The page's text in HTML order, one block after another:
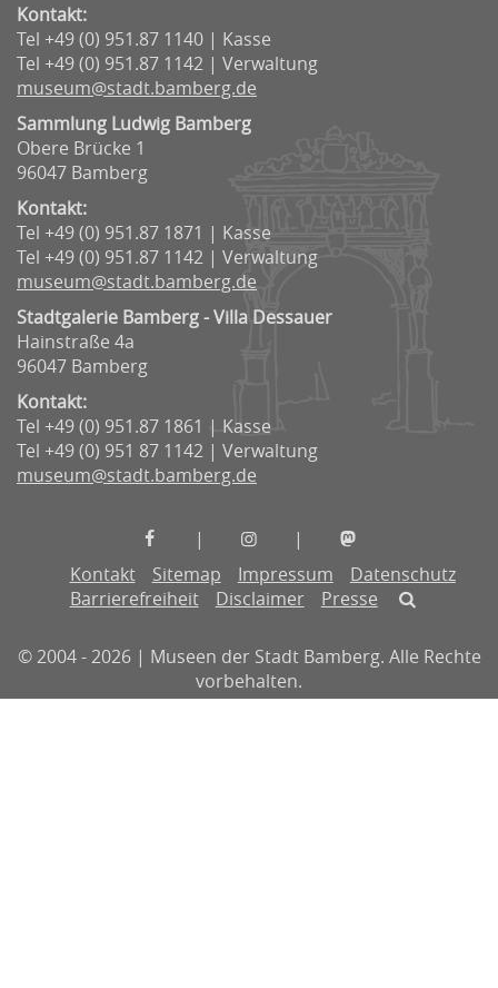
Kontakt:
Tel +49 (0) 951.87 1140 | Kasse
Tel +49 (0) 951.87 1142 | Verwaltung
museum@stadt.bamberg.de
Sammlung Ludwig Bamberg
Obere Brücke 1
96047 Bamberg
Kontakt:
Tel +49 (0) 951.87 1871 | Kasse
Tel +49 (0) 951.87 1142 | Verwaltung
museum@stadt.bamberg.de
Stadtgalerie Bamberg - Villa Dessauer
Hainstraße 4a
96047 Bamberg
Kontakt:
Tel +49 (0) 951.87 1861 | Kasse
Tel +49 (0) 951 87 1142 | Verwaltung
museum@stadt.bamberg.de
Museen
Stadt
Bamberg
Facebook
|
Museen
Stadt
Bamberg
Instagram
|
Stadt
Bamberg
Mastodon
Kontakt Sitemap Impressum
Datenschutz
Barrierefreiheit
Disclaimer Presse
© 2004 - 2026 | Museen der Stadt Bamberg. Alle Rechte
vorbehalten.